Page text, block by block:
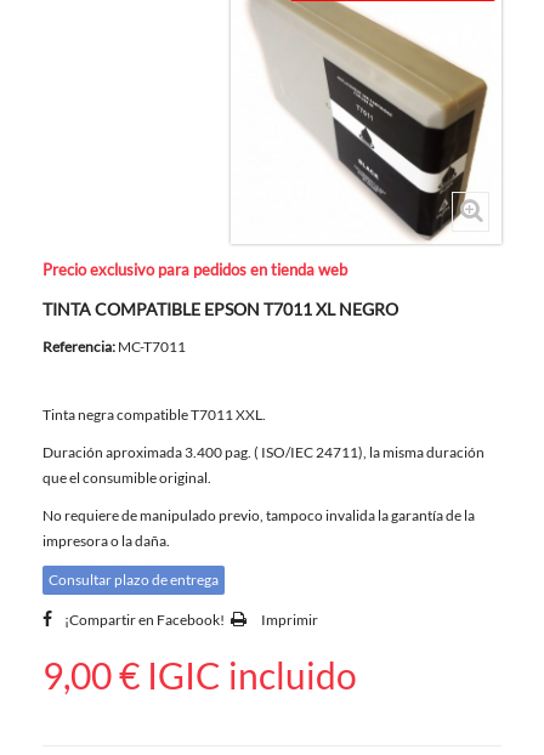
Precio exclusivo para pedidos en tienda web
TINTA COMPATIBLE EPSON T7011 XL NEGRO
Referencia: MC-T7011
Tinta negra compatible T7011 XXL.
Duración aproximada 3.400 pag. ( ISO/IEC 24711), la misma duración
que el consumible original.
No requiere de manipulado previo, tampoco invalida la garantía de la
impresora o la daña.
Consultar plazo de entrega
¡Compartir en Facebook! Imprimir
9,00 € IGIC incluido